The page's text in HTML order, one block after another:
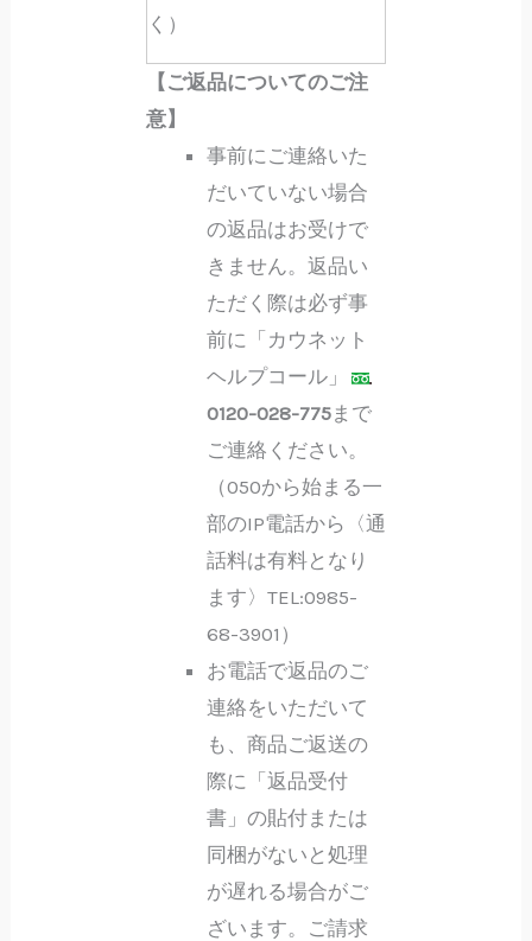
く）
【ご返品についてのご注
意】
事前にご連絡いた
だいていない場合
の返品はお受けで
きません。返品い
ただく際は必ず事
前に「カウネット
ヘルプコール」
0120-028-775まで
ご連絡ください。
（050から始まる一
部のIP電話から〈通
話料は有料となり
ます〉TEL:0985-
68-3901）
お電話で返品のご
連絡をいただいて
も、商品ご返送の
際に「返品受付
書」の貼付または
同梱がないと処理
が遅れる場合がご
ざいます。ご請求